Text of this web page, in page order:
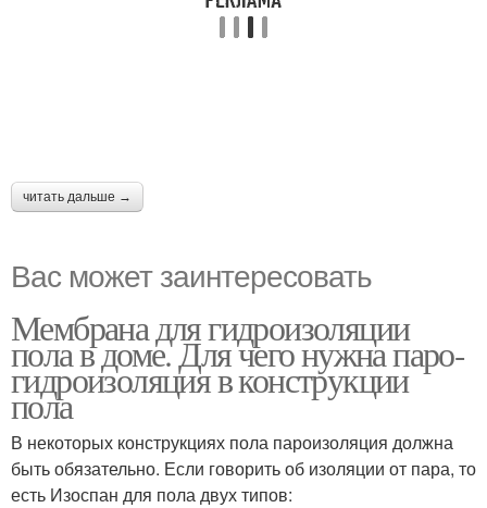
читать дальше →
Вас может заинтересовать
Мембрана для гидроизоляции
пола в доме. Для чего нужна паро-
гидроизоляция в конструкции
пола
В некоторых конструкциях пола пароизоляция должна
быть обязательно. Если говорить об изоляции от пара, то
есть Изоспан для пола двух типов: